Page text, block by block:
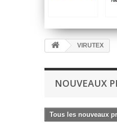
VIRUTEX
NOUVEAUX
Tous les nouveaux